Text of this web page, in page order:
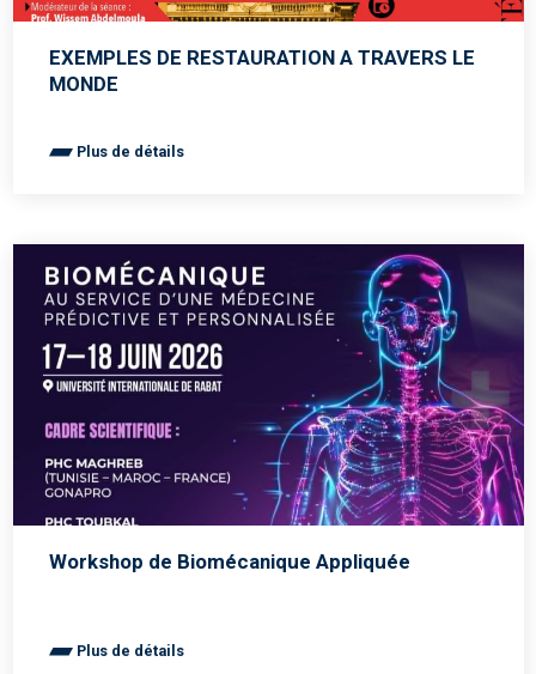
EXEMPLES DE RESTAURATION A TRAVERS LE
MONDE
Plus de détails
Workshop de Biomécanique Appliquée
Plus de détails